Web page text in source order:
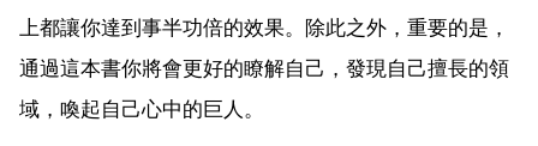
上都讓你達到事半功倍的效果。除此之外，重要的是，
通過這本書你將會更好的瞭解自己，發現自己擅長的領
域，喚起自己心中的巨人。